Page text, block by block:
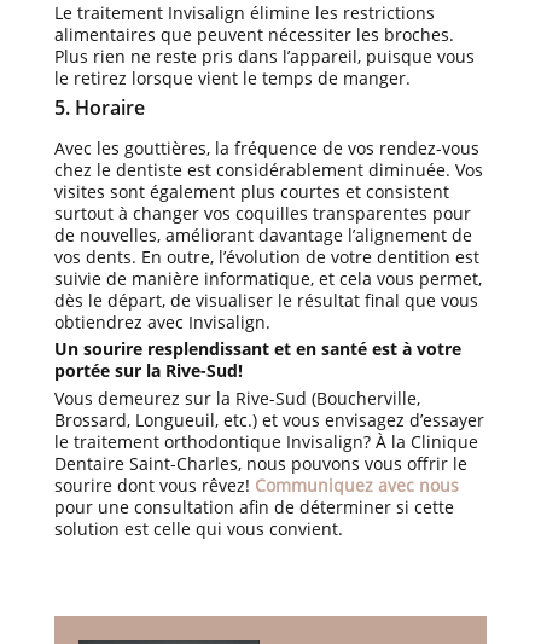
Le traitement Invisalign élimine les restrictions
alimentaires que peuvent nécessiter les broches.
Plus rien ne reste pris dans l’appareil, puisque vous
le retirez lorsque vient le temps de manger.
5. Horaire
Avec les gouttières, la fréquence de vos rendez-vous
chez le dentiste est considérablement diminuée. Vos
visites sont également plus courtes et consistent
surtout à changer vos coquilles transparentes pour
de nouvelles, améliorant davantage l’alignement de
vos dents. En outre, l’évolution de votre dentition est
suivie de manière informatique, et cela vous permet,
dès le départ, de visualiser le résultat final que vous
obtiendrez avec Invisalign.
Un sourire resplendissant et en santé est à votre
portée sur la Rive-Sud!
Vous demeurez sur la Rive-Sud (Boucherville,
Brossard, Longueuil, etc.) et vous envisagez d’essayer
le traitement orthodontique Invisalign? À la Clinique
Dentaire Saint-Charles, nous pouvons vous offrir le
sourire dont vous rêvez! Communiquez avec nous
pour une consultation afin de déterminer si cette
solution est celle qui vous convient.